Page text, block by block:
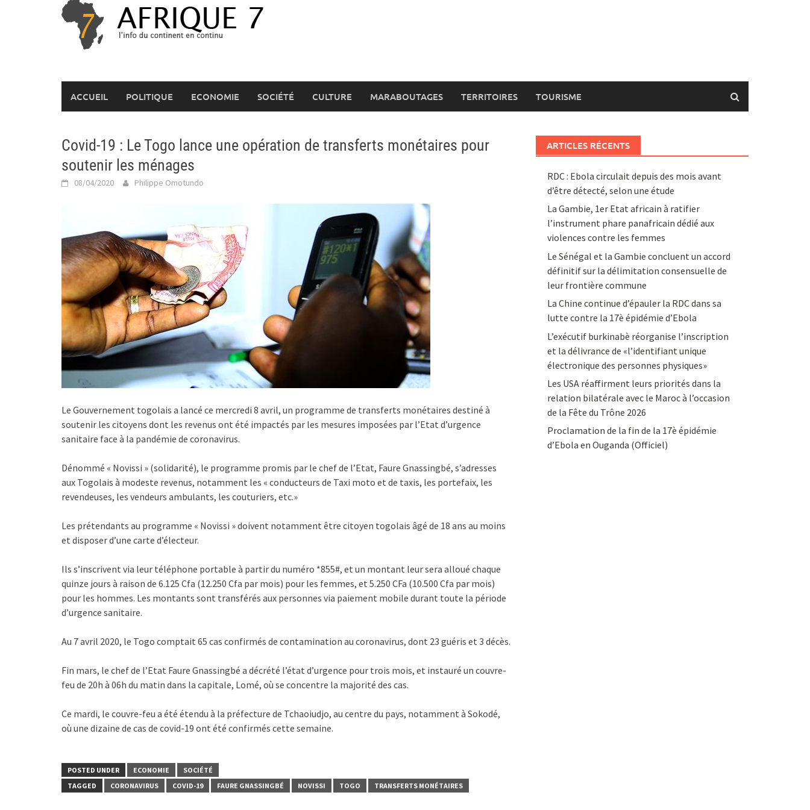
ACCUEIL POLITIQUE ECONOMIE SOCIÉTÉ CULTURE MARABOUTAGES TERRITOIRES TOURISME
Covid-19 : Le Togo lance une opération de transferts monétaires pour
soutenir les ménages
08/04/2020 Philippe Omotundo
Le Gouvernement togolais a lancé ce mercredi 8 avril, un programme de transferts monétaires destiné à
soutenir les citoyens dont les revenus ont été impactés par les mesures imposées par l’Etat d’urgence
sanitaire face à la pandémie de coronavirus.
Dénommé « Novissi » (solidarité), le programme promis par le chef de l’Etat, Faure Gnassingbé, s’adresses
aux Togolais à modeste revenus, notamment les « conducteurs de Taxi moto et de taxis, les portefaix, les
revendeuses, les vendeurs ambulants, les couturiers, etc.»
Les prétendants au programme « Novissi » doivent notamment être citoyen togolais âgé de 18 ans au moins
et disposer d’une carte d’électeur.
Ils s’inscrivent via leur téléphone portable à partir du numéro *855#, et un montant leur sera alloué chaque
quinze jours à raison de 6.125 Cfa (12.250 Cfa par mois) pour les femmes, et 5.250 CFa (10.500 Cfa par mois)
pour les hommes. Les montants sont transférés aux personnes via paiement mobile durant toute la période
d’urgence sanitaire.
Au 7 avril 2020, le Togo comptait 65 cas confirmés de contamination au coronavirus, dont 23 guéris et 3 décès.
Fin mars, le chef de l’Etat Faure Gnassingbé a décrété l’état d’urgence pour trois mois, et instauré un couvre-
feu de 20h à 06h du matin dans la capitale, Lomé, où se concentre la majorité des cas.
Ce mardi, le couvre-feu a été étendu à la préfecture de Tchaoiudjo, au centre du pays, notamment à Sokodé,
où une dizaine de cas de covid-19 ont été confirmés cette semaine.
POSTED UNDER ECONOMIE
SOCIÉTÉ
TAGGED
CORONAVIRUS COVID-19 FAURE GNASSINGBÉ NOVISSI TOGO TRANSFERTS MONÉTAIRES
ARTICLES RÉCENTS
RDC : Ebola circulait depuis des mois avant
d’être détecté, selon une étude
La Gambie, 1er Etat africain à ratifier
l’instrument phare panafricain dédié aux
violences contre les femmes
Le Sénégal et la Gambie concluent un accord
définitif sur la délimitation consensuelle de
leur frontière commune
La Chine continue d’épauler la RDC dans sa
lutte contre la 17è épidémie d’Ebola
L’exécutif burkinabè réorganise l’inscription
et la délivrance de «l’identifiant unique
électronique des personnes physiques»
Les USA réaffirment leurs priorités dans la
relation bilatérale avec le Maroc à l’occasion
de la Fête du Trône 2026
Proclamation de la fin de la 17è épidémie
d’Ebola en Ouganda (Officiel)